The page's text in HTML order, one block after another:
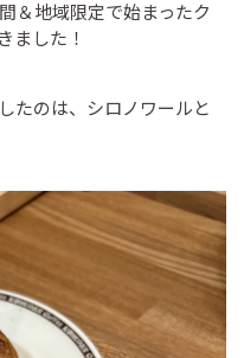
＆地域限定で始まったク
ました！
たのは、シロノワールと